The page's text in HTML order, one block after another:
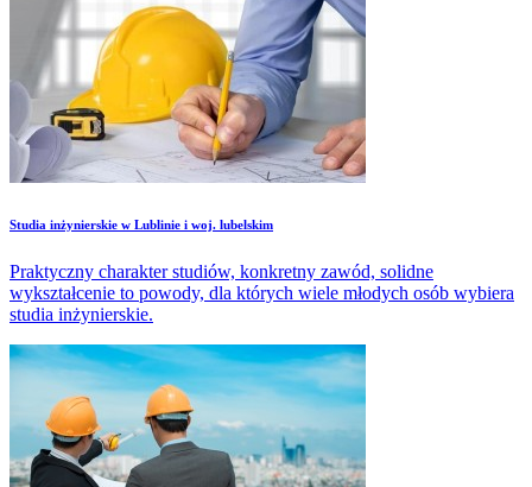
Studia inżynierskie w Lublinie i woj. lubelskim
Praktyczny charakter studiów, konkretny zawód, solidne
wykształcenie to powody, dla których wiele młodych osób wybiera
studia inżynierskie.